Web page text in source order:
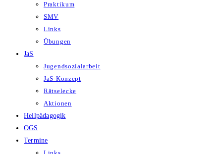
Praktikum
SMV
Links
Übungen
JaS
Jugendsozialarbeit
JaS-Konzept
Rätselecke
Aktionen
Heilpädagogik
OGS
Termine